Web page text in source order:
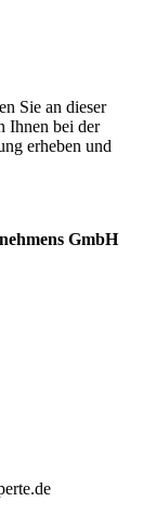
Sie an dieser
Ihnen bei der
erheben und
GmbH